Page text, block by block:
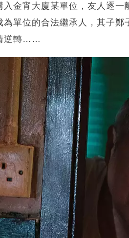
金宵大廈某單位，友人逐一
單位的合法繼承人，其子鄭
逆轉……